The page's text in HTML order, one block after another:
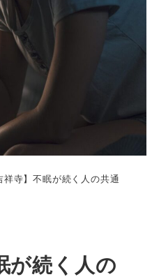
祥寺】不眠が続く人の共通
が続く人の